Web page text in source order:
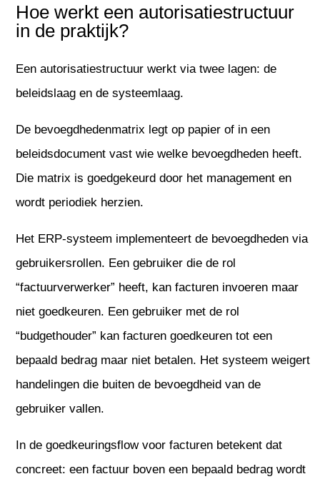
Hoe werkt een autorisatiestructuur
in de praktijk?
Een autorisatiestructuur werkt via twee lagen: de
beleidslaag en de systeemlaag.
De bevoegdhedenmatrix legt op papier of in een
beleidsdocument vast wie welke bevoegdheden heeft.
Die matrix is goedgekeurd door het management en
wordt periodiek herzien.
Het ERP-systeem implementeert de bevoegdheden via
gebruikersrollen. Een gebruiker die de rol
“factuurverwerker” heeft, kan facturen invoeren maar
niet goedkeuren. Een gebruiker met de rol
“budgethouder” kan facturen goedkeuren tot een
bepaald bedrag maar niet betalen. Het systeem weigert
handelingen die buiten de bevoegdheid van de
gebruiker vallen.
In de goedkeuringsflow voor facturen betekent dat
concreet: een factuur boven een bepaald bedrag wordt